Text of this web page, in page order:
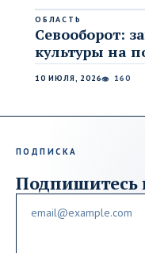
ОБЛАСТЬ
Севооборот:
культуры на
10 ИЮЛЯ, 2026👁 160
ПОДПИСКА
Подпишитесь